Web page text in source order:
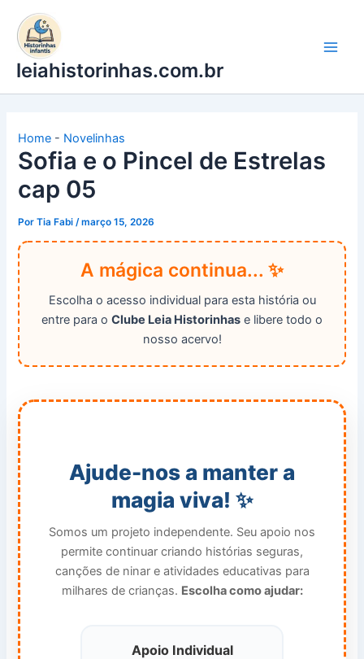
para
conteúdo
leiahistorinhas.com.br
Home - Novelinhas
Sofia e o Pincel de Estrelas
cap 05
PorTia Fabi/março 15, 2026
A mágica continua... ✨
Escolha o acesso individual para esta história ou
entre para o Clube Leia Historinhas e libere todo o
nosso acervo!
Ajude-nos a manter a
magia viva! ✨
Somos um projeto independente. Seu apoio nos
permite continuar criando histórias seguras,
canções de ninar e atividades educativas para
milhares de crianças. Escolha como ajudar:
Apoio Individual